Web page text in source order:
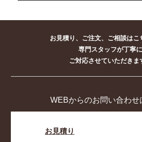
お見積り、ご注文、ご相談はこ
専門スタッフが丁寧に
ご対応させていただきま
WEBからのお問い合わせ
お見積り